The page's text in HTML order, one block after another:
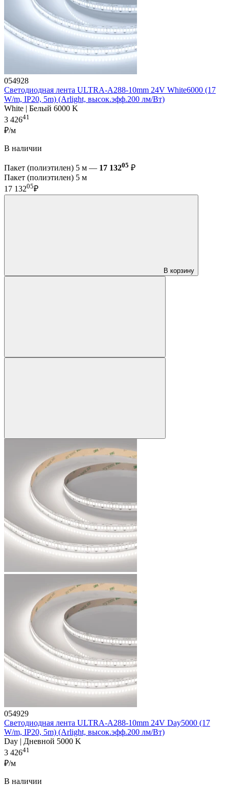
054928
Светодиодная лента ULTRA-A288-10mm 24V White6000 (17
W/m, IP20, 5m) (Arlight, высок.эфф.200 лм/Вт)
White | Белый 6000 K
3 42641
₽/м
В наличии
Пакет (полиэтилен) 5 м — 17 13205 ₽
Пакет (полиэтилен) 5 м
17 13205₽
В корзину
054929
Светодиодная лента ULTRA-A288-10mm 24V Day5000 (17
W/m, IP20, 5m) (Arlight, высок.эфф.200 лм/Вт)
Day | Дневной 5000 K
3 42641
₽/м
В наличии